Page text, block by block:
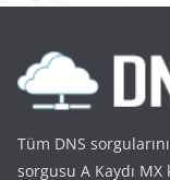
Tüm DNS
sorgusu A Kaydı